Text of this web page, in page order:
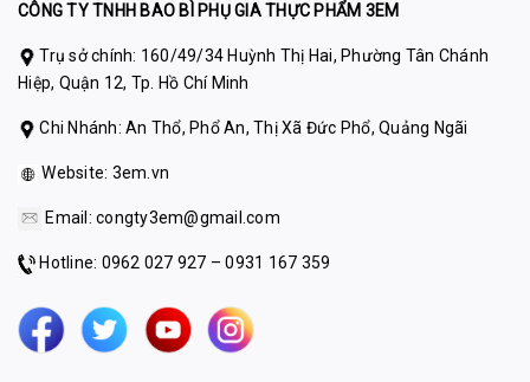
CÔNG TY TNHH BAO BÌ PHỤ GIA THỰC PHẨM 3EM
Trụ sở chính: 160/49/34 Huỳnh Thị Hai, Phường Tân Chánh
Hiệp, Quận 12, Tp. Hồ Chí Minh
Chi Nhánh: An Thổ, Phổ An, Thị Xã Đức Phổ, Quảng Ngãi
Website: 3em.vn
Email: congty3em@gmail.com
Hotline: 0962 027 927 – 0931 167 359